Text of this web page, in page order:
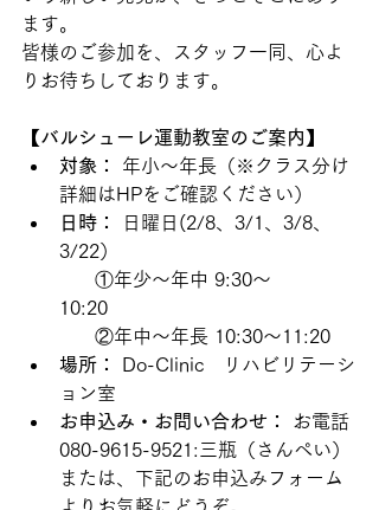
ます。
皆様のご参加を、スタッフ一同、心よ
りお待ちしております。
【バルシューレ運動教室のご案内】
対象：
年小〜年長（※クラス分け
詳細はHPをご確認ください）
日時：
日曜日(2/8、3/1、3/8、
3/22）
10:20
      ②年中〜年長 10:30〜11:20
場所：
Do-Clinic　リハビリテーシ
ョン室
お申込み・お問い合わせ：
お電話
080-9615-9521:三瓶（さんぺい）
または、下記のお申込みフォーム